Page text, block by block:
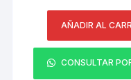
Extractor
Profesional
AÑADIR AL
CONSULTAR